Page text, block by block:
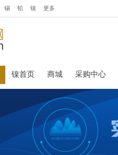
锡 铅 镍 更多
镍首页 商城 采购中心